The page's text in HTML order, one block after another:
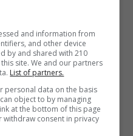
and information from
and other device
by and shared with 210
site. We and our partners
List of partners.
personal data on the basis
object to by managing
at the bottom of this page
withdraw consent in privacy